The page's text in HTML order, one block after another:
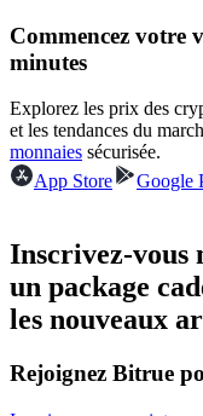
Futures USDC
Commencez votre
minutes
Explorez les prix des
et les tendances du
monnaies sécurisée.
App Store
Google
Inscrivez-vous
un package
les nouveaux
Rejoignez Bitrue